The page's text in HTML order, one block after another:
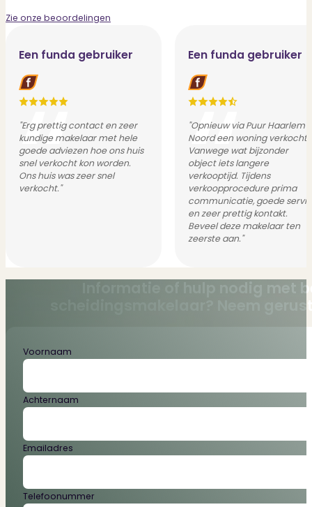
Zie onze beoordelingen
Een funda gebruiker
"Erg prettig contact en zeer
kundige makelaar met hele
goede adviezen hoe ons huis
snel verkocht kon worden.
Ons huis was zeer snel
verkocht."
Een funda gebruiker
"Opnieuw via Puur Haarlem
Noord een woning verkocht.
Vanwege wat bijzonder
object iets langere
verkooptijd. Tijdens
verkoopprocedure prima
communicatie, goede
en zeer prettig kontakt.
Beveel deze makelaar ten
zeerste aan."
Section
Voornaam
Achternaam
Emailadres
Telefoonummer